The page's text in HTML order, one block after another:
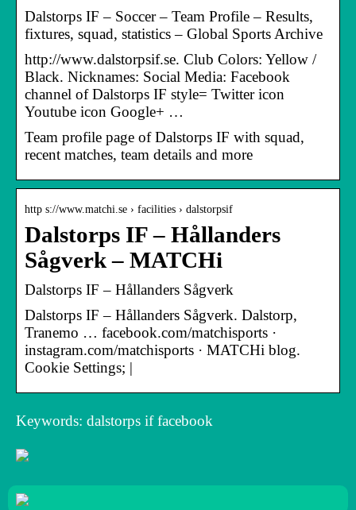
Dalstorps IF – Soccer – Team Profile – Results,
fixtures, squad, statistics – Global Sports Archive
http://www.dalstorpsif.se. Club Colors: Yellow /
Black. Nicknames: Social Media: Facebook
channel of Dalstorps IF style= Twitter icon
Youtube icon Google+ …
Team profile page of Dalstorps IF with squad,
recent matches, team details and more
http s://www.matchi.se › facilities › dalstorpsif
Dalstorps IF – Hållanders
Sågverk – MATCHi
Dalstorps IF – Hållanders Sågverk
Dalstorps IF – Hållanders Sågverk. Dalstorp,
Tranemo … facebook.com/matchisports ·
instagram.com/matchisports · MATCHi blog.
Cookie Settings; |
Keywords: dalstorps if facebook